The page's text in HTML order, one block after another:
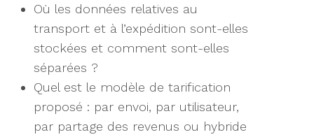
Où les données relatives au
transport et à l’expédition sont-elles
stockées et comment sont-elles
séparées ?
Quel est le modèle de tarification
proposé : par envoi, par utilisateur,
par partage des revenus ou hybride